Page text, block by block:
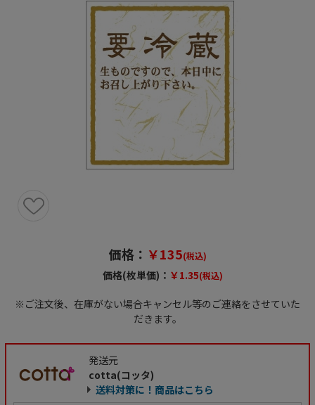
価格： ￥135(税込)
価格(枚単価)： ￥1.35(税込)
※ご注文後、在庫がない場合キャンセル等のご連絡をさせていた
だきます。
発送元
cotta(コッタ)
送料対策に！商品はこちら